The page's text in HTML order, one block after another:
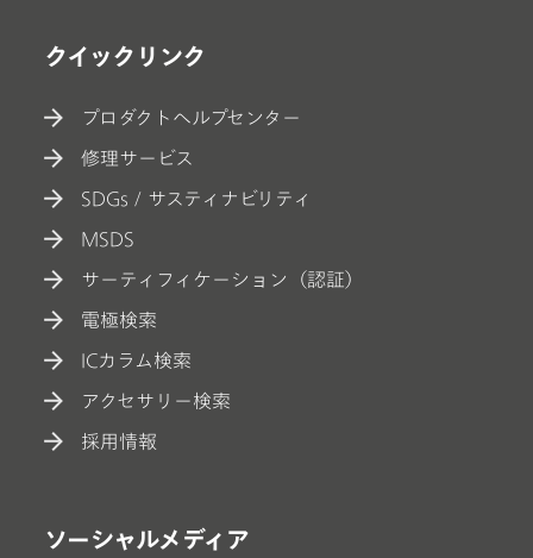
クイックリンク
プロダクトヘルプセンター
修理サービス
SDGs / サスティナビリティ
MSDS
サーティフィケーション（認証）
電極検索
ICカラム検索
アクセサリー検索
採用情報
ソーシャルメディア